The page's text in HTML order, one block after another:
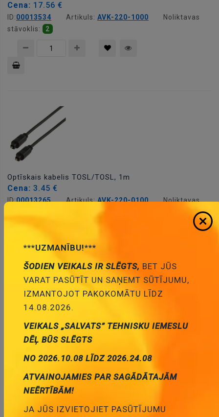
Cena: 17.56 €
ID:00013534 Artikuls: AVK-220-1000
Noliktavas
stāvoklis:
2
Optīskais kabelis TOSL/TOSL, 1m
Cena: 3.45 €
ID:00013265 Artikuls:AVK-220-0100
Noliktavas
Pievienot
grozam
Optīskais kabelis TOSL/TOSL, 2m
Cena:5.15 €
stāvoklis: 3
***UZMANĪBU!***
ŠODIEN VEIKALS IR SLĒGTS, BET JŪS
VARAT PASŪTĪT UN SAŅEMT SŪTĪJUMU,
IZMANTOJOT PAKOKOMĀTU LĪDZ
14.08.2026.
VEIKALS „SALVATS” TEHNISKU IEMESLU
DĒĻ BŪS SLĒGTS
NO 2026.10.08 LĪDZ 2026.24.08
ATVAINOJAMIES PAR SAGĀDĀTAJĀM
NEĒRTĪBĀM!
JA JŪS IZVIETOJIET PASŪTĪJUMU